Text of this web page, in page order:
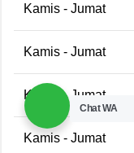
Kamis - Jumat
Kamis - Jumat
Kamis - Jumat
Kamis - Jumat
Chat WA